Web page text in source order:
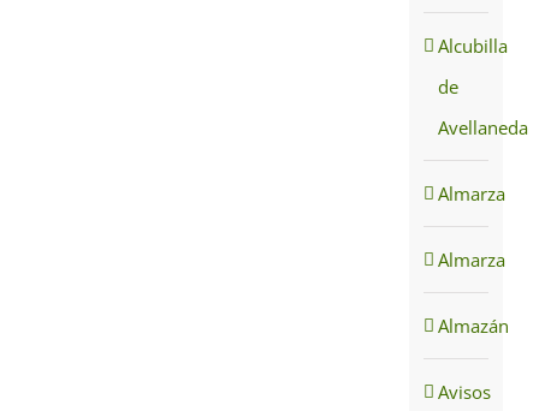
Alcubilla
de
Avellaneda
Almarza
Almarza
Almazán
Avisos